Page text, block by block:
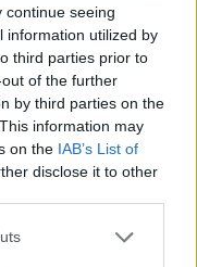
continue seeing
information utilized by
third parties prior to
of the further
by third parties on the
information may
on the IAB’s List of
disclose it to other
μετατρέπει τη
του Ολυμπιακού
ΚΑΤΗΓΟΡΊΑ